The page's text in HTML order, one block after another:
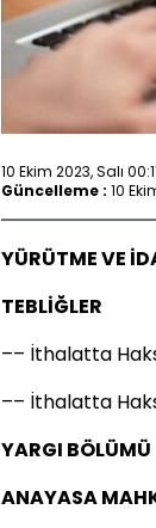
10 Ekim 2023, Salı
Güncelleme : 10
YÜRÜTME VE
TEBLİĞLER
–– İthalatta
–– İthalatta
YARGI BÖLÜMÜ
ANAYASA